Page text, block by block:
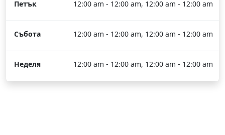
Петък 12:00 am - 12:00 am, 12:00 am - 12:00 am
Събота 12:00 am - 12:00 am, 12:00 am - 12:00 am
Неделя 12:00 am - 12:00 am, 12:00 am - 12:00 am